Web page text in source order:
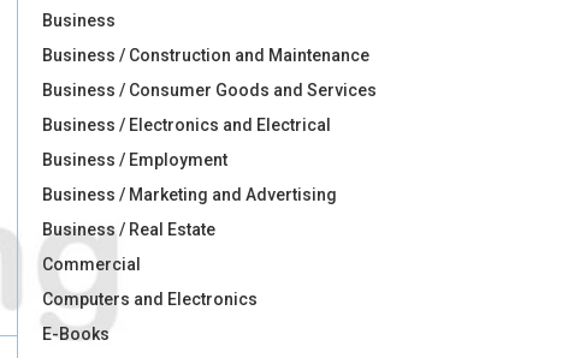
Business
Business / Construction and Maintenance
Business / Consumer Goods and Services
Business / Electronics and Electrical
Business / Employment
Business / Marketing and Advertising
Business / Real Estate
Commercial
Computers and Electronics
E-Books